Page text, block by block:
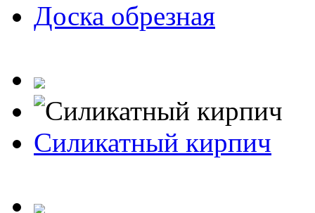
Доска обрезная
Силикатный кирпич